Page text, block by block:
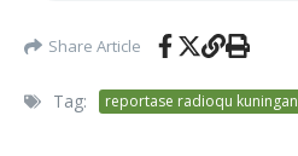
Share Article
Tag: reportase radioqu kuningan